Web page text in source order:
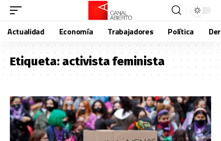
Actualidad Economía Trabajadores Política
Etiqueta:activista feminista